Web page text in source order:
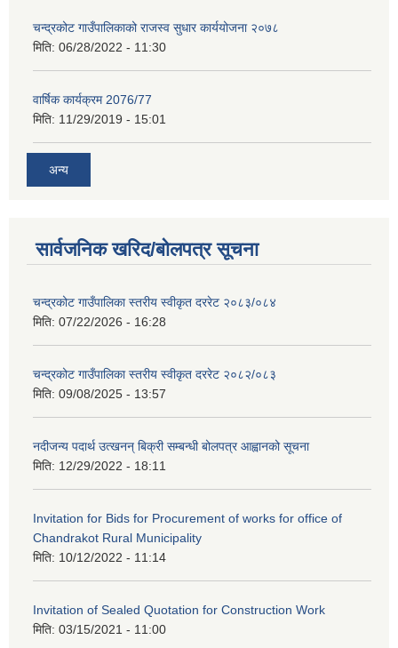
चन्द्रकोट गाउँपालिकाको राजस्व सुधार कार्ययोजना २०७८
मिति: 06/28/2022 - 11:30
वार्षिक कार्यक्रम 2076/77
मिति: 11/29/2019 - 15:01
अन्य
सार्वजनिक खरिद/बोलपत्र सूचना
चन्द्रकोट गाउँपालिका स्तरीय स्वीकृत दररेट २०८३/०८४
मिति: 07/22/2026 - 16:28
चन्द्रकोट गाउँपालिका स्तरीय स्वीकृत दररेट २०८२/०८३
मिति: 09/08/2025 - 13:57
नदीजन्य पदार्थ उत्खनन् बिक्री सम्बन्धी बोलपत्र आह्वानको सूचना
मिति: 12/29/2022 - 18:11
Invitation for Bids for Procurement of works for office of
Chandrakot Rural Municipality
मिति: 10/12/2022 - 11:14
Invitation of Sealed Quotation for Construction Work
मिति: 03/15/2021 - 11:00